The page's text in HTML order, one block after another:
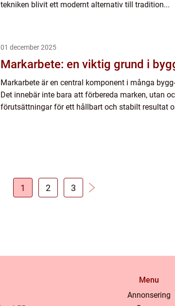
tekniken blivit ett modernt alternativ till tradition...
01 december 2025
Markarbete: en viktig grund i
Markarbete är en central komponent i många
Det innebär inte bara att förbereda marken, utan
förutsättningar för ett hållbart och stabilt resultat
1 2 3
Menu
Annonsering